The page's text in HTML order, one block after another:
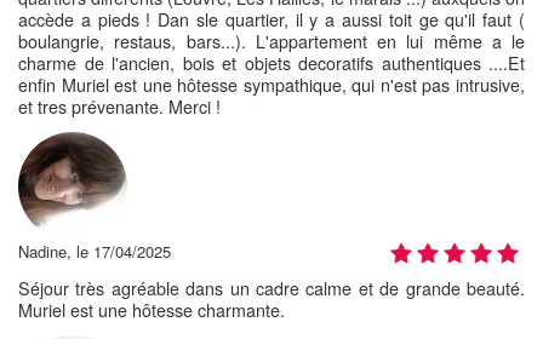
accède a pieds ! Dan sle quartier, il y a aussi toit ge qu'il faut (
boulangrie, restaus, bars...). L'appartement en lui même a le
charme de l'ancien, bois et objets decoratifs authentiques ....Et
enfin Muriel est une hôtesse sympathique, qui n'est pas intrusive,
et tres prévenante. Merci !
Nadine, le 17/04/2025
Séjour très agréable dans un cadre calme et de grande beauté.
Muriel est une hôtesse charmante.